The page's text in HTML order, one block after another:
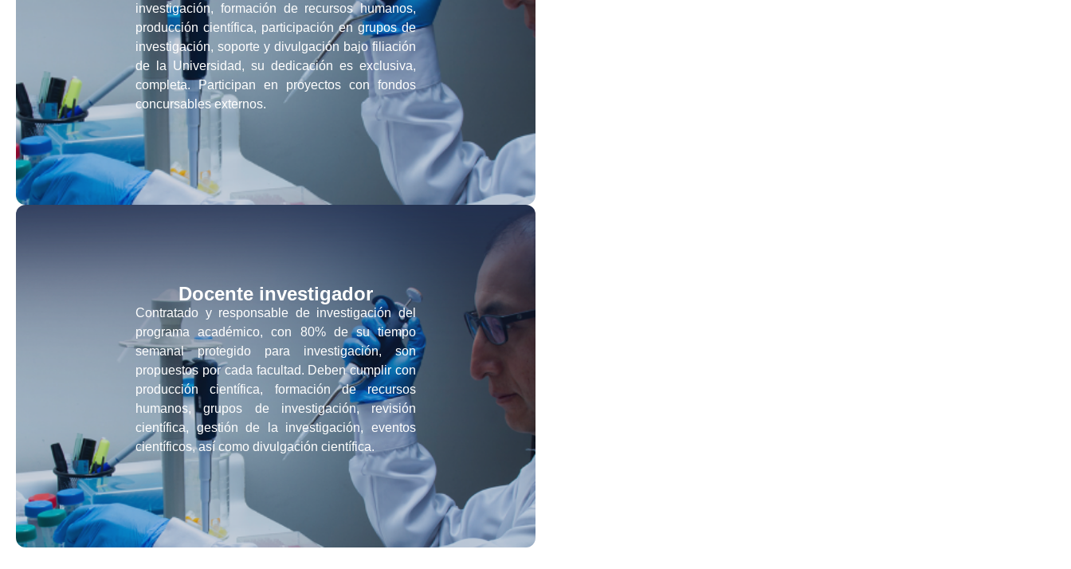
investigación, formación de recursos humanos,
producción científica, participación en grupos de
investigación, soporte y divulgación bajo filiación
de la Universidad, su dedicación es exclusiva,
completa. Participan en proyectos con fondos
concursables externos.
Docente investigador
Contratado y responsable de investigación del
programa académico, con 80% de su tiempo
semanal protegido para investigación, son
propuestos por cada facultad. Deben cumplir con
producción científica, formación de recursos
humanos, grupos de investigación, revisión
científica, gestión de la investigación, eventos
científicos, así como divulgación científica.